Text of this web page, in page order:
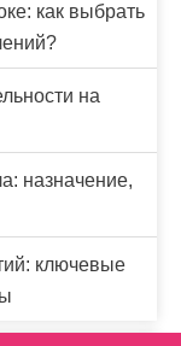
как выбрать
на
назначение,
ключевые